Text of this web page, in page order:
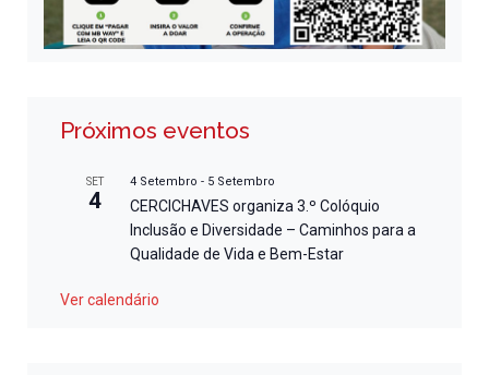
Próximos eventos
SET
4
4 Setembro - 5 Setembro
CERCICHAVES organiza 3.º Colóquio
Inclusão e Diversidade – Caminhos para a
Qualidade de Vida e Bem-Estar
Ver calendário